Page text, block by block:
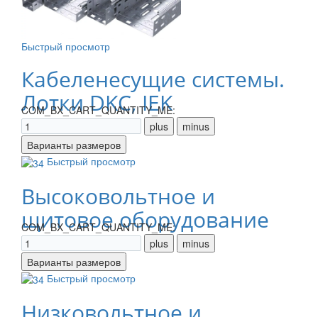
Быстрый просмотр
Кабеленесущие системы.
Лотки DKC, IEK
COM_BX_CART_QUANTITY_ME:
Быстрый просмотр
Высоковольтное и
щитовое оборудование
COM_BX_CART_QUANTITY_ME:
Быстрый просмотр